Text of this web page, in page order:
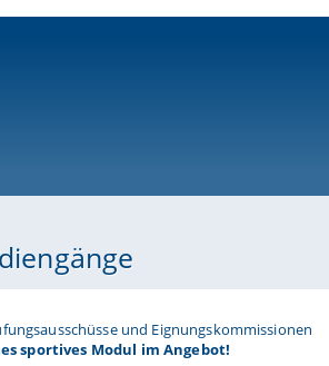
und Eignungskommissionen
sportives Modul im Angebot!